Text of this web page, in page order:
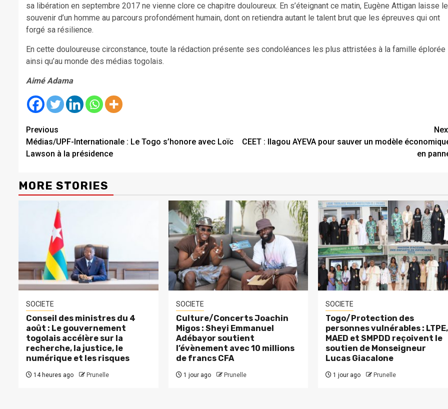
sa libération en septembre 2017 ne vienne clore ce chapitre douloureux. En s’éteignant ce matin, Eugène Attigan laisse le
souvenir d’un homme au parcours profondément humain, dont on retiendra autant le talent brut que les épreuves qui ont
forgé sa résilience.
En cette douloureuse circonstance, toute la rédaction présente ses condoléances les plus attristées à la famille éplorée
ainsi qu’au monde des médias togolais.
Aimé Adama
Continue
Reading
Previous
Médias/UPF-Internationale : Le Togo s’honore avec Loïc
Lawson à la présidence
CEET : Ilagou AYEVA pour sauver un modèle
en
MORE STORIES
SOCIETE
Conseil des ministres du 4
août : Le gouvernement
togolais accélère sur la
recherche, la justice, le
numérique et les risques
14 heures ago Prunelle
SOCIETE
Culture/Concerts Joachin
Migos : Sheyi Emmanuel
Adébayor soutient
l’évènement avec 10 millions
de francs CFA
1 jour ago Prunelle
SOCIETE
Togo/Protection des
personnes vulnérables : LTPE,
MAED et SMPDD reçoivent le
soutien de Monseigneur
Lucas Giacalone
1 jour ago Prunelle